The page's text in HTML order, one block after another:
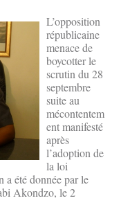
L’opposition
républicaine
menace de
boycotter le
scrutin du 28
septembre
suite au
mécontentem
ent manifesté
après
l’adoption de
la loi
a été donnée par le
Akondzo, le 2